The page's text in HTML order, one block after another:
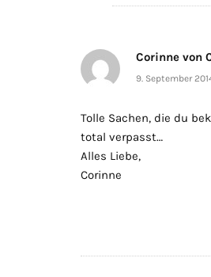
Corinne von
9. September
Tolle Sachen, die du
total verpasst…
Alles Liebe,
Corinne